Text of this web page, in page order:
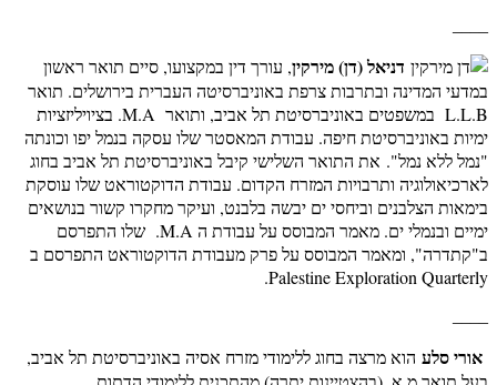
דניאל (דן) מירקין, עורך דין במקצועו, סיים תואר ראשון
במדעי המדינה ובתרבות צרפת באוניברסיטה העברית בירושלים. תואר
L.L.B במשפטים באוניברסיטת תל אביב, ותואר M.A. בציויליזציות
ימיות באוניברסיטת חיפה. עבודת המאסטר שלו עסקה בנמל יפו וכונתה
"נמל ללא נמל". את התואר השלישי קיבל באוניברסיטת תל אביב בחוג
לארכיאולוגיה ותרבויות המזרח הקדום. עבודת הדוקטוראט שלו עוסקת
בימאות הצלבנים וביחסי ים יבשה בלבנט, ועיקר מחקרו קשור בנושאים
ימיים ובנמלי ים. מאמר המבוסס על עבודת ה M.A. שלו התפרסם
ב"קתדרה", ומאמר המבוסס על פרק מעבודת הדוקטוראט התפרסם ב
Palestine Exploration Quarterly.
אורי סלע הוא מרצה בחוג ללימודי מזרח אסיה באוניברסיטת תל אביב,